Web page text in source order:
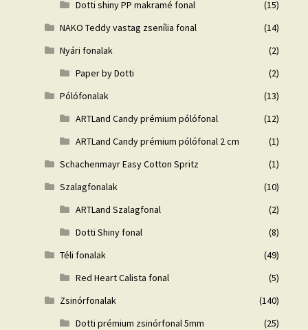
Dotti shiny PP makramé fonal
(15)
NAKO Teddy vastag zsenília fonal
(14)
Nyári fonalak
(2)
Paper by Dotti
(2)
Pólófonalak
(13)
ARTLand Candy prémium pólófonal
(12)
ARTLand Candy prémium pólófonal 2 cm
(1)
Schachenmayr Easy Cotton Spritz
(1)
Szalagfonalak
(10)
ARTLand Szalagfonal
(2)
Dotti Shiny fonal
(8)
Téli fonalak
(49)
Red Heart Calista fonal
(5)
Zsinórfonalak
(140)
Dotti prémium zsinórfonal 5mm
(25)